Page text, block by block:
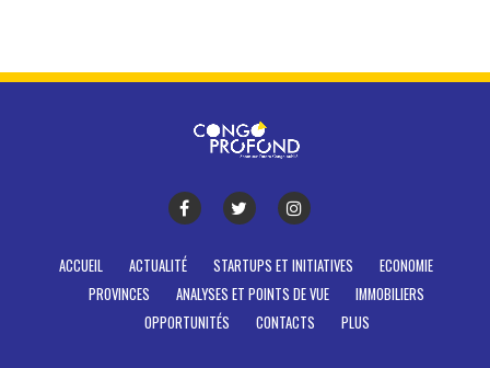
ACCUEIL ACTUALITÉ STARTUPS ET INITIATIVES
ECONOMIE
PROVINCES
ANALYSES ET POINTS DE VUE
IMMOBILIERS
OPPORTUNITÉS
CONTACTS PLUS